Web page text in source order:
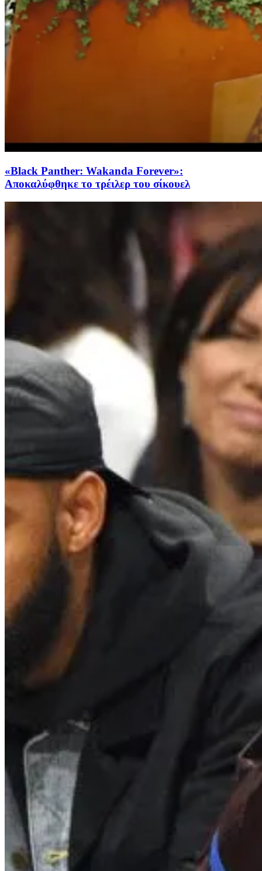
«Black Panther: Wakanda Forever»:
Αποκαλύφθηκε το τρέιλερ του σίκουελ